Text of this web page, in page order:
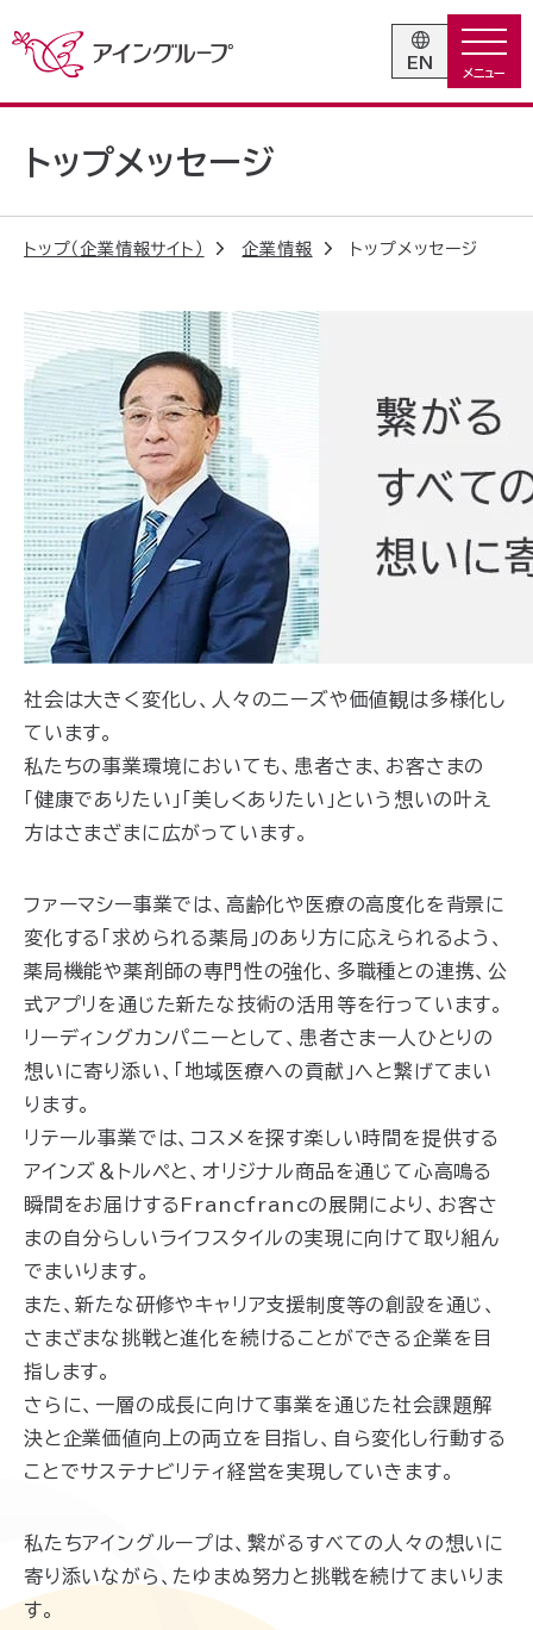
EN
トップメッセージ
トップ（企業情報サイト） 企業情報 トップメッセージ
社会は大きく変化し、人々のニーズや価値観は多様化し
ています。
私たちの事業環境においても、患者さま、お客さまの
「健康でありたい」「美しくありたい」という想いの叶え
方はさまざまに広がっています。
ファーマシー事業では、高齢化や医療の高度化を背景に
変化する「求められる薬局」のあり方に応えられるよう、
薬局機能や薬剤師の専門性の強化、多職種との連携、公
式アプリを通じた新たな技術の活用等を行っています。
リーディングカンパニーとして、患者さま一人ひとりの
想いに寄り添い、「地域医療への貢献」へと繋げてまい
ります。
リテール事業では、 コスメを探す楽しい時間を提供する
アインズ＆トルペと、オリジナル商品を通じて心高鳴る
瞬間をお届けするFrancfrancの展開により、お客さ
まの自分らしいライフスタイルの実現に向けて取り組ん
でまいります。
また、新たな研修やキャリア支援制度等の創設を通じ、
さまざまな挑戦と進化を続けることができる企業を目
指します。
さらに、一層の成長に向けて事業を通じた社会課題解
決と企業価値向上の両立を目指し、自ら変化し行動する
ことでサステナビリティ経営を実現していきます。
私たちアイングループは、繋がるすべての人々の想いに
寄り添いながら、たゆまぬ努力と挑戦を続けてまいりま
す。